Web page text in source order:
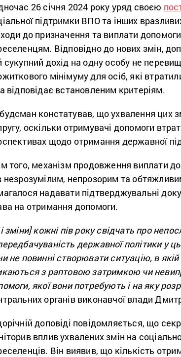
26 січня 2024 року уряд своєю
підтримки ВПО та інших
до призначення та виплати
Відповідно до нових змін,
сукупний дохід на одну особу не
мінімуму для осіб, які
відповідає встановленим критеріям.
констатував, що ухвалення цих
оскільки отримувачі допомоги
щодо отримання державної
того, механізм продовження виплати
незрозумілим, непрозорим та
надавати підтверджувальні
на отримання допомоги.
зміни] кожні пів року свідчать про
державної політики у
не повинні створювати ситуацію, в якій
з раптовою затримкою чи
якої вони потребують і на яку
органів виконавчої влади
доповіді повідомляється, що
вплив ухвалених змін на
Він виявив, що кількість